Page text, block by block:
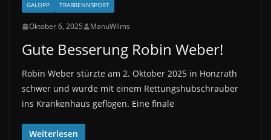
GALOPP TRABRENNSPORT
Oktober 6, 2025 ManuWilms
Gute Besserung Robin Weber!
Robin Weber stürzte am 2. Oktober 2025 in Honzrath
schwer und wurde mit einem Rettungshubschrauber
ins Krankenhaus geflogen. Eine finale
Weiterlesen